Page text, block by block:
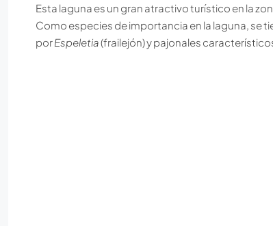
Esta laguna es un gran atractivo turístico en la
Como especies de importancia en la laguna, se
porEspeletia(frailejón) y pajonales